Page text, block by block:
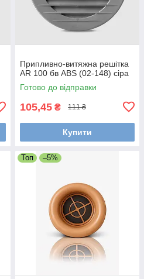
Припливно-витяжна решітка
AR 100 бв ABS (02-148) сіра
Готово до відправки
105,45 ₴ 111 ₴
Купити
Топ –5%